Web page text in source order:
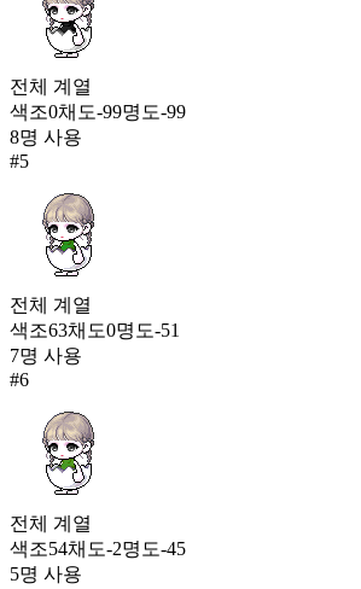
전체 계열
색조0채도-99명도-99
8명 사용
#5
전체 계열
색조63채도0명도-51
7명 사용
#6
전체 계열
색조54채도-2명도-45
5명 사용